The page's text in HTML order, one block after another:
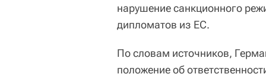
нарушение санкционного
дипломатов из ЕС.
По словам источников,
положение об